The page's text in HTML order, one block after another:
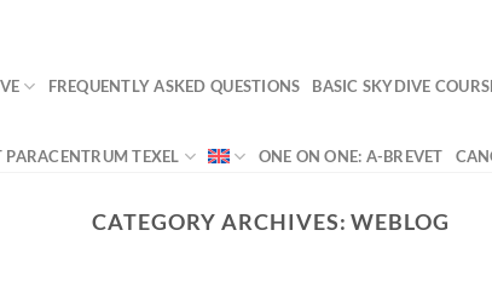
FREQUENTLY ASKED QUESTIONS BASIC SKYDIVE
PARACENTRUM TEXEL ONE ON ONE: A-BREVET
CATEGORY ARCHIVES:WEBLOG